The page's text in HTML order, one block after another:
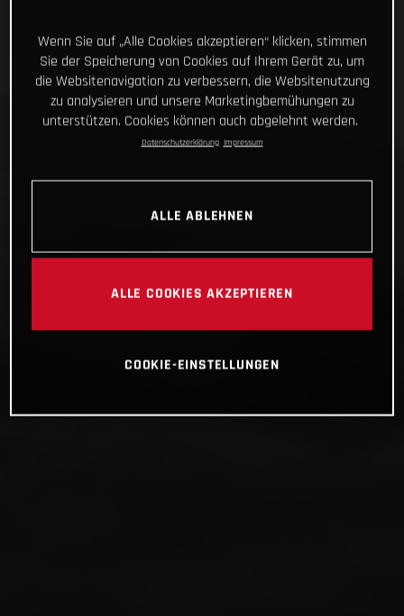
Wenn Sie auf „Alle Cookies akzeptieren“ klicken, stimmen
Sie der Speicherung von Cookies auf Ihrem Gerät zu, um
die Websitenavigation zu verbessern, die Websitenutzung
zu analysieren und unsere Marketingbemühungen zu
unterstützen. Cookies können auch abgelehnt werden.
Datenschutzerklärung Impressum
ALLE ABLEHNEN
ALLE COOKIES AKZEPTIEREN
COOKIE-EINSTELLUNGEN